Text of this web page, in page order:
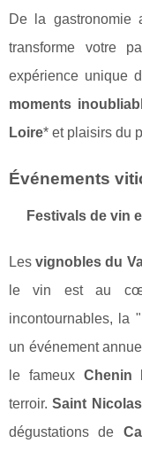
De la gastronomie
transforme votre
expérience unique
moments
Loire* et plaisirs du
Événements
Festivals de vin
Lesvignobles du
le vin est au
incontournables, la
un événement
le fameux Chenin
terroir.Saint
dégustations de